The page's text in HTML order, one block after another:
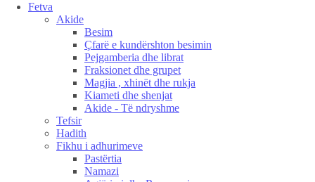
Fetva
Akide
Besim
Çfarë e kundërshton besimin
Pejgamberia dhe librat
Fraksionet dhe grupet
Magjia , xhinët dhe rukja
Kiameti dhe shenjat
Akide - Të ndryshme
Tefsir
Hadith
Fikhu i adhurimeve
Pastërtia
Namazi